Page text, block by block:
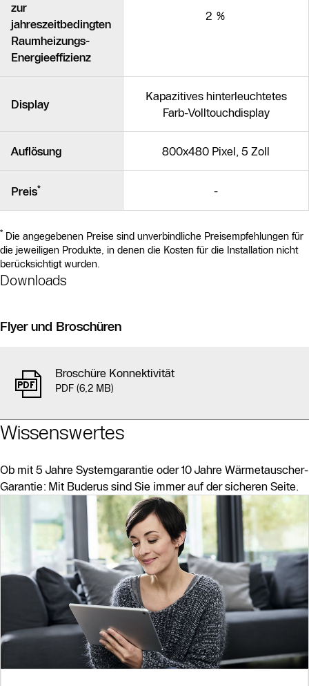
zur
jahreszeitbedingten
Raumheizungs-
Energieeffizienz
2 %
Display
Kapazitives hinterleuchtetes
Farb-Volltouchdisplay
Auflösung 800x480 Pixel, 5 Zoll
Preis* -
* Die angegebenen Preise sind unverbindliche Preisempfehlungen für
die jeweiligen Produkte, in denen die Kosten für die Installation nicht
berücksichtigt wurden.
Downloads
Flyer und Broschüren
Broschüre Konnektivität
PDF (6,2 MB)
Wissenswertes
Ob mit 5 Jahre Systemgarantie oder 10 Jahre Wärmetauscher-
Garantie: Mit Buderus sind Sie immer auf der sicheren Seite.
Slider Bildergalerie
Als Liste anzeigen
Slider Überspringen